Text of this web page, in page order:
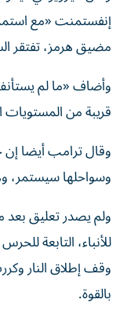
إنفستمنت «مع
مضيق هرمز، تفتقر
وأضاف «ما لم
قريبة من المستويات
وقال ترامب أيضا إن
وسواحلها سيستمر،
ولم يصدر تعليق بعد
للأنباء، التابعة
وقف إطلاق النار
بالقوة.